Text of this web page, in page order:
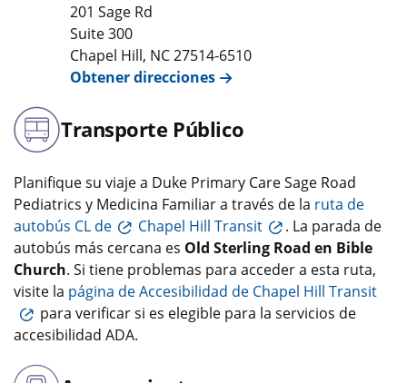
201 Sage Rd
Suite 300
Chapel Hill, NC27514-6510
Obtener direcciones
Transporte Público
Planifique su viaje a Duke Primary Care Sage Road
Pediatrics y Medicina Familiar a través de la ruta de
autobús CL de
Chapel Hill Transit
. La parada de
autobús más cercana es Old Sterling Road en Bible
Church. Si tiene problemas para acceder a esta ruta,
visite la página de Accesibilidad de Chapel Hill Transit
para verificar si es elegible para la servicios de
accesibilidad ADA.